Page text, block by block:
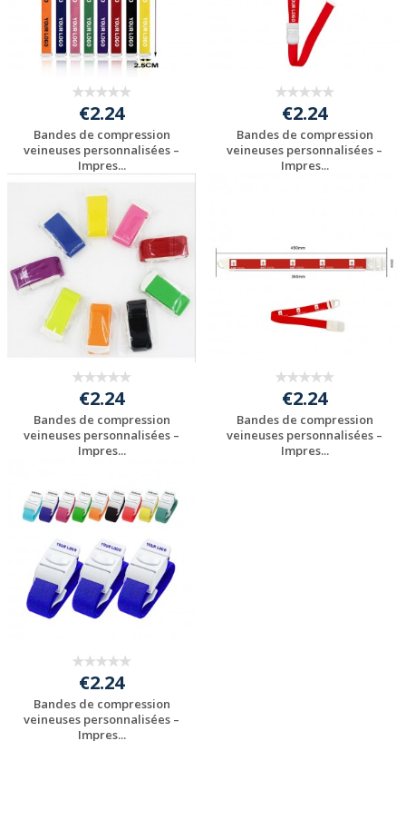
€2.24
Bandes de compression
veineuses personnalisées –
Impres...
Personnaliser avec
votre logo
€2.24
Bandes de compression
veineuses personnalisées –
Impres...
€2.24
Bandes de compression
veineuses personnalisées –
Impres...
votre logo
€2.24
Bandes de compression
veineuses personnalisées –
Impres...
€2.24
Bandes de compression
veineuses personnalisées –
Impres...